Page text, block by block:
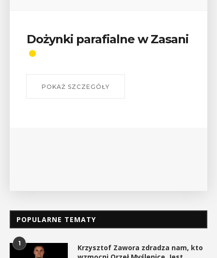
Wykład „Jak zdobyć
odznaki na myślenickich
W środę 12 sierpnia o godz. 17 w Miejskiej
POPULARNE TEMATY
1
Krzysztof Zawora zdradza nam, kto